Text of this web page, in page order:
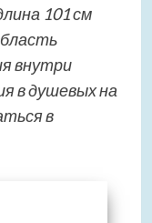
101 см
внутри
в душевых на
в